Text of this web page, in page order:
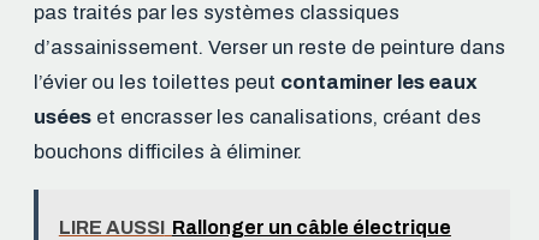
pas traités par les systèmes classiques
d’assainissement. Verser un reste de peinture dans
l’évier ou les toilettes peut contaminer les eaux
usées et encrasser les canalisations, créant des
bouchons difficiles à éliminer.
LIRE AUSSI Rallonger un câble électrique